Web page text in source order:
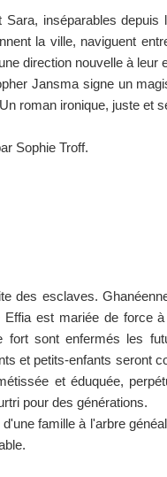
inséparables depuis
la ville, naviguent
direction nouvelle à leur
Jansma signe un
roman ironique, juste et
Sophie Troff.
des esclaves.
est mariée de force
sont enfermés les
et petits-enfants seront
et éduquée,
pour des générations.
famille à l'arbre